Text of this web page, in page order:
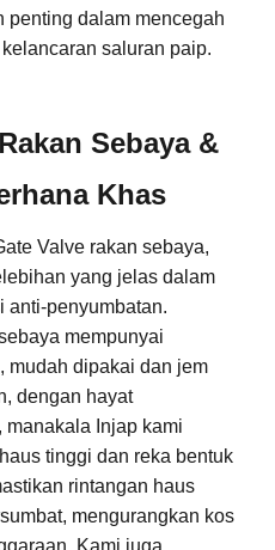
penting dalam mencegah
saluran paip.
Sebaya &
Khas
Valve rakan sebaya,
yang jelas dalam
anti-penyumbatan.
mempunyai
mudah dipakai dan jem
dengan hayat
manakala Injap kami
tinggi dan reka bentuk
rintangan haus
mengurangkan kos
Kami juga